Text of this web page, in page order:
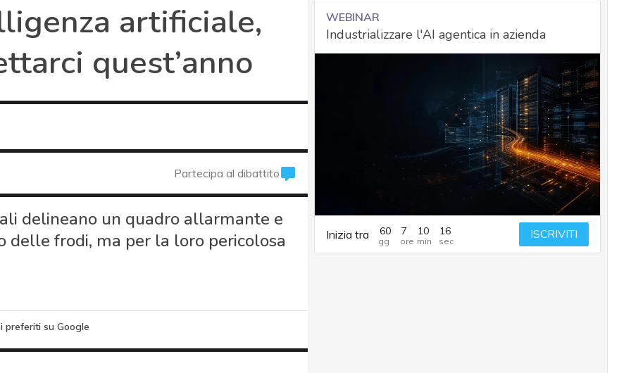
artificiale,
quest’anno
Partecipa al dibattito
delineano un quadro allarmante e
frodi, ma per la loro pericolosa
preferiti su Google
WEBINAR
Industrializzare l'AI agentica in azienda
Inizia tra 60 7 10 15 ISCRIVITI